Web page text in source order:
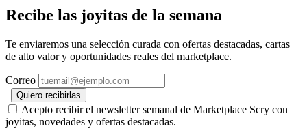
Recibe las joyitas de la semana
Te enviaremos una selección curada con ofertas destacadas, cartas
de alto valor y oportunidades reales del marketplace.
Correo
Quiero recibirlas
Acepto recibir el newsletter semanal de Marketplace Scry con
joyitas, novedades y ofertas destacadas.